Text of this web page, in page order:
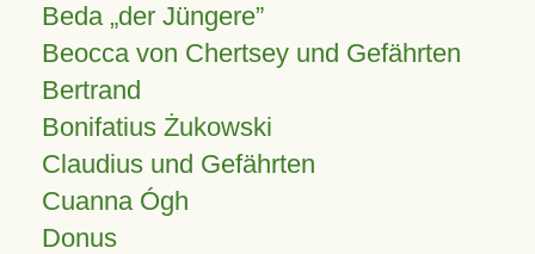
Beda „der Jüngere”
Beocca von Chertsey und Gefährten
Bertrand
Bonifatius Żukowski
Claudius und Gefährten
Cuanna Ógh
Donus